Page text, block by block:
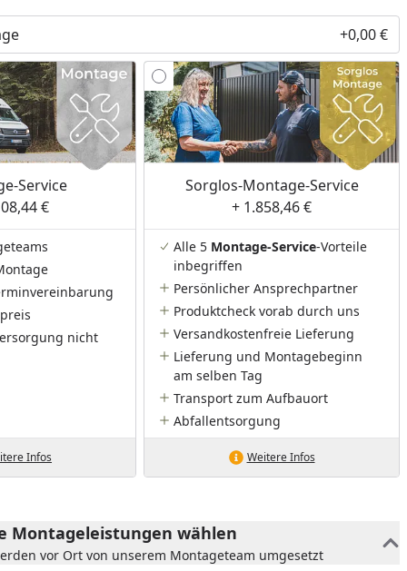
+0,00 €
Service
€
nicht
Infos
Sorglos-Montage-Service
+ 1.858,46 €
Alle 5 Montage-Service-Vorteile
inbegriffen
Persönlicher Ansprechpartner
Produktcheck vorab durch uns
Versandkostenfreie Lieferung
Lieferung und Montagebeginn
am selben Tag
Transport zum Aufbauort
Abfallentsorgung
Weitere Infos
Montageleistungen wählen
vor Ort von unserem Montageteam umgesetzt